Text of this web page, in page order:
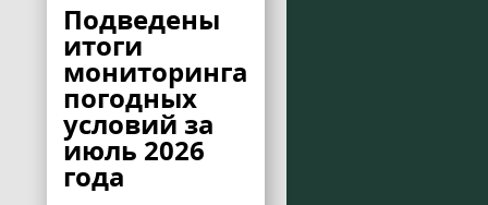
Подведены
итоги
мониторинга
погодных
условий за
июль 2026
года